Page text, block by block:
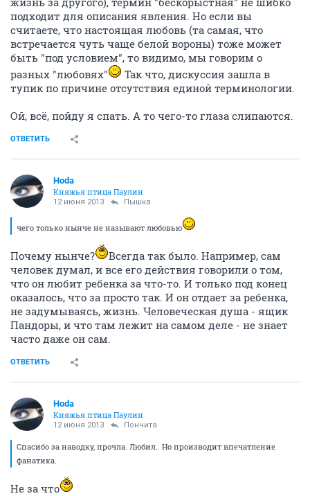
подходит для описания явления. Но если вы
считаете, что настоящая любовь (та самая, что
встречается чуть чаще белой вороны) тоже может
быть "под условием", то видимо, мы говорим о
разных "любовях"
Так что, дискуссия зашла в
тупик по причине отсутствия единой терминологии.
Ой, всё, пойду я спать. А то чего-то глаза слипаются.
ОТВЕТИТЬ
Hoda
Княжья птица Паулин
12 июня 2013 Пышка
чего только нынче не называют любовью
Почему нынче?
Всегда так было. Например, сам
человек думал, и все его действия говорили о том,
что он любит ребенка за что-то. И только под конец
оказалось, что за просто так. И он отдает за ребенка,
не задумываясь, жизнь. Человеческая душа - ящик
Пандоры, и что там лежит на самом деле - не знает
часто даже он сам.
ОТВЕТИТЬ
Hoda
Княжья птица Паулин
12 июня 2013 Пончита
Спасибо за наводку, прочла. Любил.. Но производит впечатление
фанатика.
Не за что